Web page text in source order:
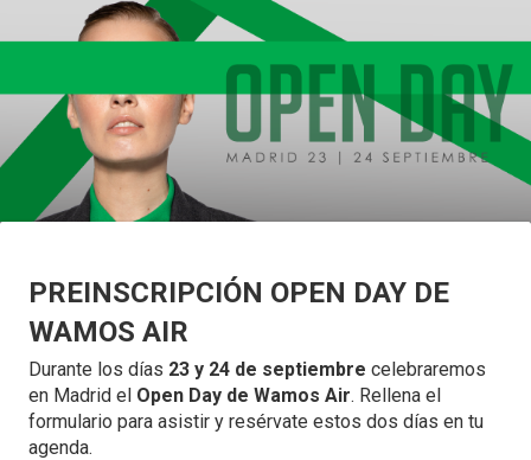
PREINSCRIPCIÓN OPEN DAY DE
WAMOS AIR
Durante los días 23 y 24 de septiembre celebraremos
en Madrid el Open Day de Wamos Air. Rellena el
formulario para asistir y resérvate estos dos días en tu
agenda.